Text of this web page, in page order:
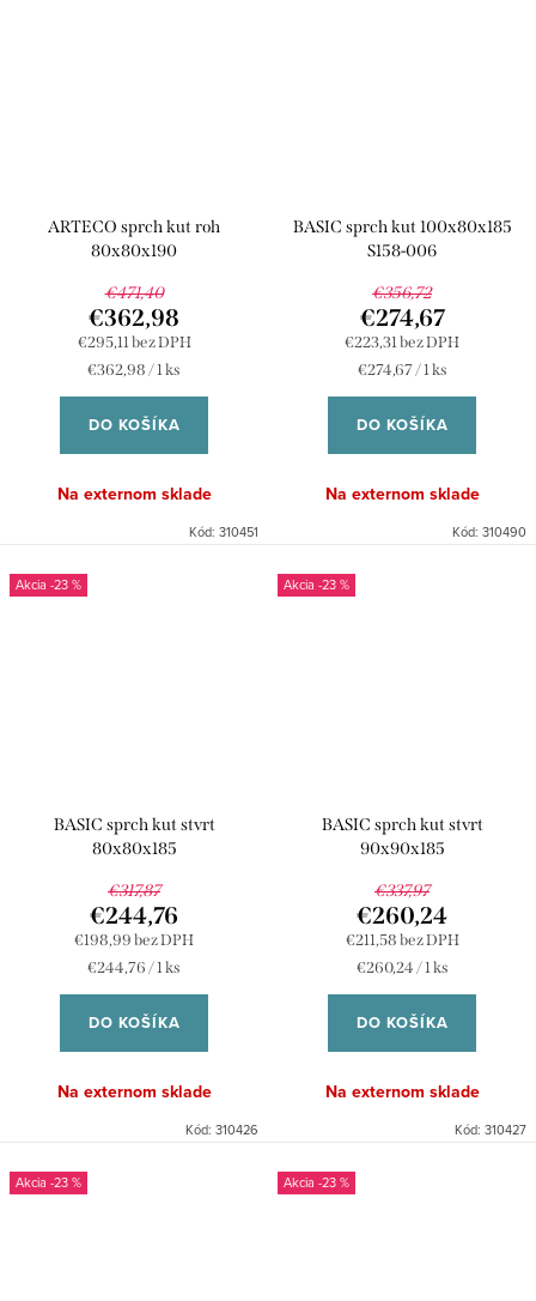
ARTECO sprch kut roh
80x80x190
€471,40
€295,11 bez DPH
€362,98
Jednotková
cena:
€362,98 / 1 ks
DO KOŠÍKA
Na externom sklade
Kód: 310451
BASIC sprch kut 100x80x185
S158-006
€356,72
€223,31 bez DPH
€274,67
Jednotková
cena:
€274,67 / 1 ks
DO KOŠÍKA
Na externom sklade
Kód: 310490
-23 %
BASIC sprch kut stvrt
80x80x185
€317,87
€198,99 bez DPH
€244,76
Jednotková
cena:
€244,76 / 1 ks
DO KOŠÍKA
Na externom sklade
Kód: 310426
-23 %
BASIC sprch kut stvrt
90x90x185
€337,97
€211,58 bez DPH
€260,24
Jednotková
cena:
€260,24 / 1 ks
DO KOŠÍKA
Na externom sklade
Kód: 310427
-23 % -23 %